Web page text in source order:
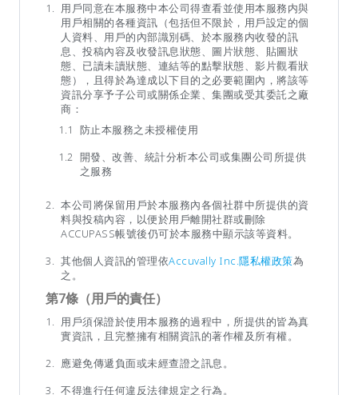
用戶同意在本服務中本公司得查看並使用本服務内與
用戶相關的各種資訊（包括但不限於，用戶設定的個
人資料、用戶的內部識別碼、於本服務内收發的訊
息、投稿內容及收發訊息狀態、圖片狀態、貼圖狀
態、已讀未讀狀態、連結等的點擊狀態、影片觀看狀
態），且得於為達成以下目的之必要範圍內，將該等
資訊分享予子公司或關係企業、集團或受其委託之廠
商：
防止本服務之未授權使用
開發、改善、統計分析本公司或集團公司所提供
之服務
本公司將保留用戶於本服務內各個社群中所提供的資
料與投稿內容，以便於用戶離開社群或刪除
ACCUPASS帳號後仍可於本服務中顯示該等資料。
其他個人資訊的管理依Accuvally Inc.隱私權政策為
之。
第7條（用戶的責任）
用戶須保證於使用本服務的過程中，所提供的皆為真
實資訊，且完整擁有相關資訊的著作權及所有權。
應避免傳遞負面或未經查證之訊息。
不得進行任何違反法律規定之行為。